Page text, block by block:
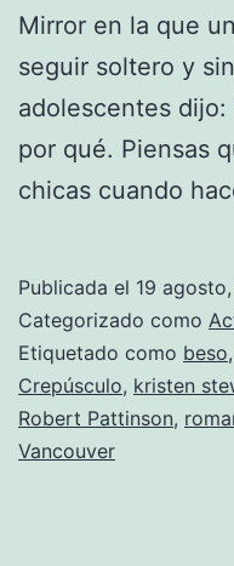
Mirror en la que
seguir soltero y
adolescentes
por qué. Piensas
chicas cuando
Publicada el 19
Categorizado como
Etiquetado como beso,
Crepúsculo, kristen
Robert Pattinson,
Vancouver